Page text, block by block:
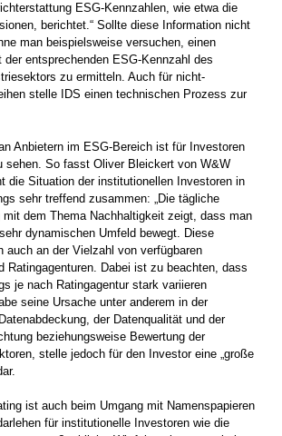
ESG-Kennzahlen, wie etwa die
berichtet.“ Sollte diese Information nicht
man beispielsweise versuchen, einen
entsprechenden ESG-Kennzahl des
zu ermitteln. Auch für nicht-
stelle IDS einen technischen Prozess zur
Anbietern im ESG-Bereich ist für Investoren
sehen. So fasst Oliver Bleickert von W&W
die Situation der institutionellen Investoren in
sehr treffend zusammen: „Die tägliche
mit dem Thema Nachhaltigkeit zeigt, dass man
dynamischen Umfeld bewegt. Diese
auch an der Vielzahl von verfügbaren
Ratingagenturen. Dabei ist zu beachten, dass
je nach Ratingagentur stark variieren
seine Ursache unter anderem in der
der Datenqualität und der
beziehungsweise Bewertung der
stelle jedoch für den Investor eine „große
ist auch beim Umgang mit Namenspapieren
für institutionelle Investoren wie die